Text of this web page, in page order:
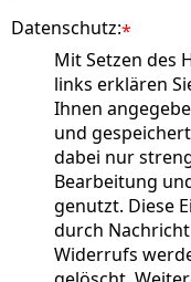
Datenschutz:*
Mit Setzen des
links erklären
Ihnen
und
dabei nur
Bearbeitung
genutzt. Diese
durch
Widerrufs